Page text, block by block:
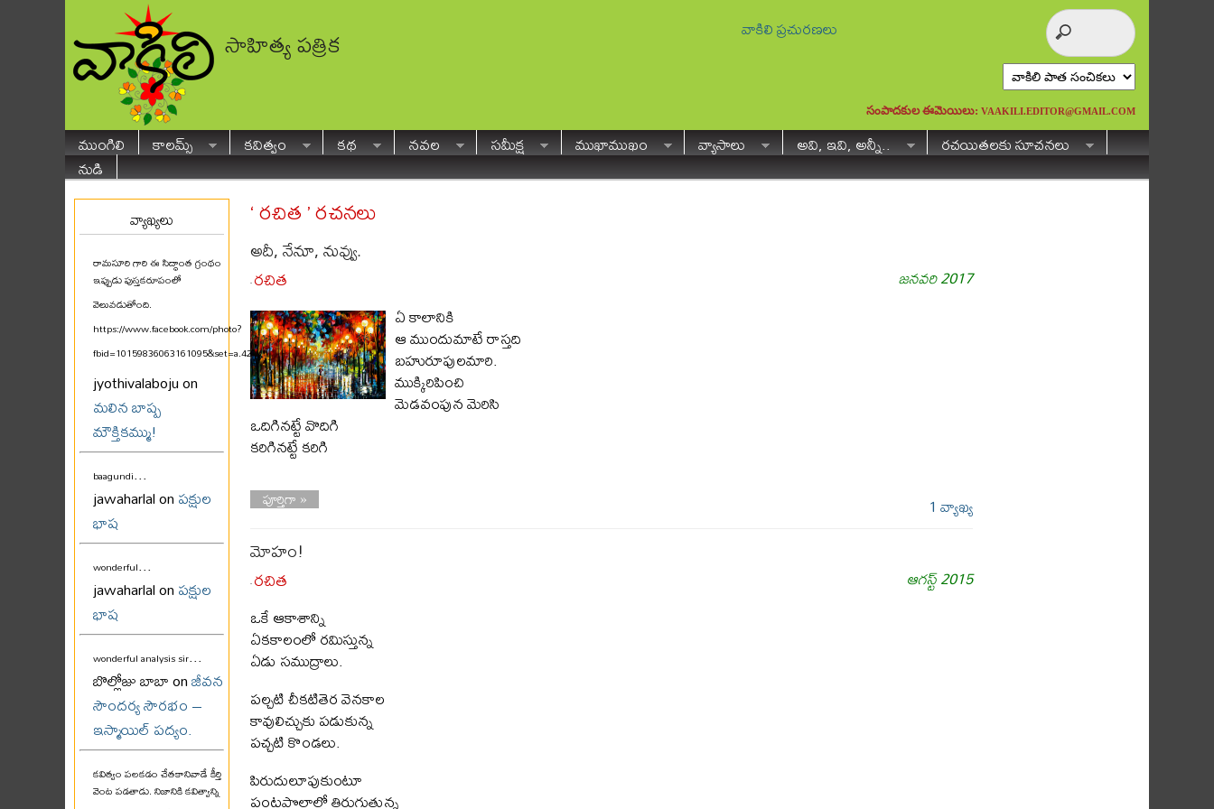
సాహిత్య పత్రిక వాకిలి ప్రచురణలు
సంపాదకుల ఈమెయిలు: VAAKILI.EDITOR@GMAIL.COM
ముంగిలి కాలమ్స్ కవిత్వం కథ నవల సమీక్ష ముఖాముఖం వ్యాసాలు అవి, ఇవి, అన్నీ..
రచయితలకు సూచనలు
నుడి
వ్యాఖ్యలు
రామసూరి గారి ఈ సిద్ధాంత గ్రంథం
ఇప్పుడు పుస్తకరూపంలో
వెలువడుతోంది.
https://www.facebook.com/photo?
fbid=10159836063161095&set=a.425580711094...
jyothivalaboju on
మలిన బాష్ప
మౌక్తికమ్ము!
baagundi...
jawaharlal onపక్షుల
భాష
wonderful...
jawaharlal onపక్షుల
భాష
wonderful analysis sir...
బొల్లోజు బాబా onజీవన
సౌందర్య సౌరభం –
ఇస్మాయిల్ పద్యం.
కవిత్వం పలకడం చేతకానివాడే కీర్తి
వెంట పడతాడు. నిజానికి కవిత్వాన్ని
‘ రచిత ’ రచనలు
అదీ, నేనూ, నువ్వు.
-రచిత
జనవరి 2017
ఏ కాలానికి
ఆ ముందుమాటే రాస్తది
బహురూపులమారి.
ముక్కిరిపించి
మెడవంపున మెరిసి
ఒదిగినట్టే వొదిగి
కరిగినట్టే కరిగి
పూర్తిగా » 1 వ్యాఖ్య
మోహం!
-రచిత
ఆగస్ట్ 2015
ఒకే ఆకాశాన్ని
ఏకకాలంలో రమిస్తున్న
ఏడు సముద్రాలు.
పల్చటి చీకటితెర వెనకాల
కావులిచ్చుకు పడుకున్న
పచ్చటి కొండలు.
పిరుదులూపుకుంటూ
పంటపొలాల్లో తిరుగుతున్న